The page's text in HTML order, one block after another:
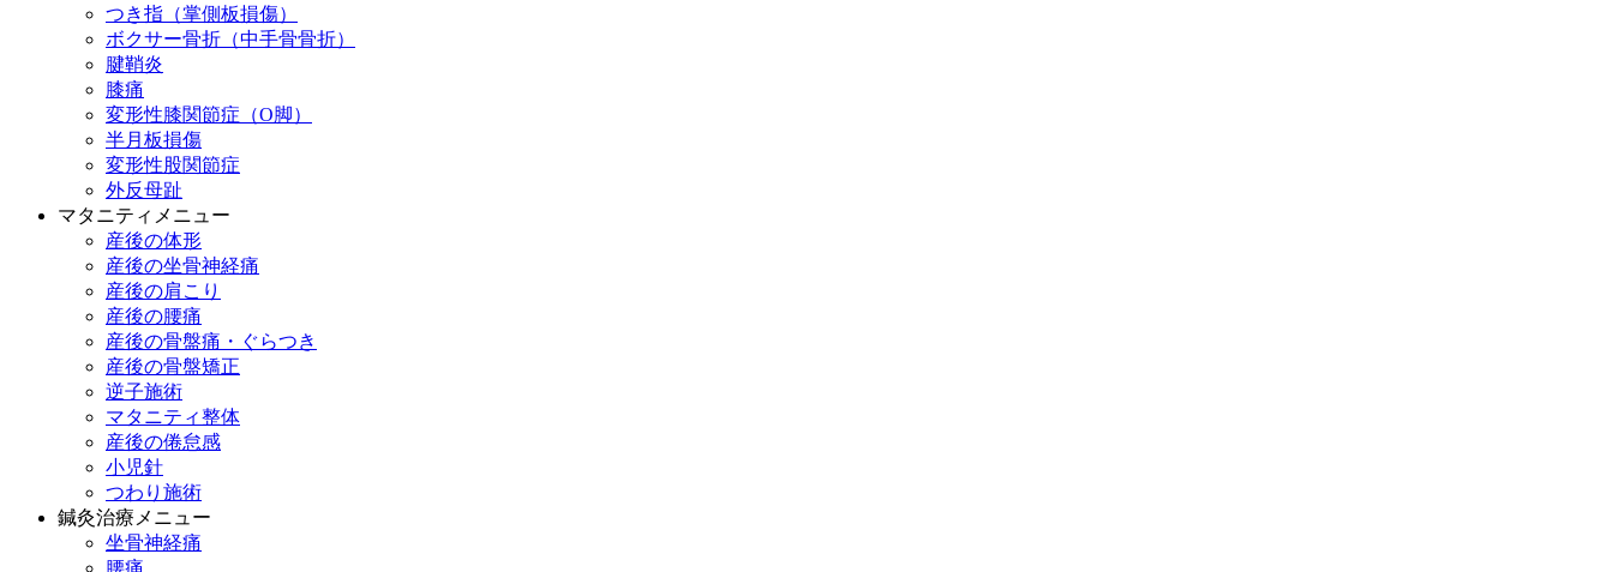
つき指（掌側板損傷）
ボクサー骨折（中手骨骨折）
腱鞘炎
膝痛
変形性膝関節症（O脚）
半月板損傷
変形性股関節症
外反母趾
マタニティメニュー
産後の体形
産後の坐骨神経痛
産後の肩こり
産後の腰痛
産後の骨盤痛・ぐらつき
産後の骨盤矯正
逆子施術
マタニティ整体
産後の倦怠感
小児針
つわり施術
鍼灸治療メニュー
坐骨神経痛
腰痛